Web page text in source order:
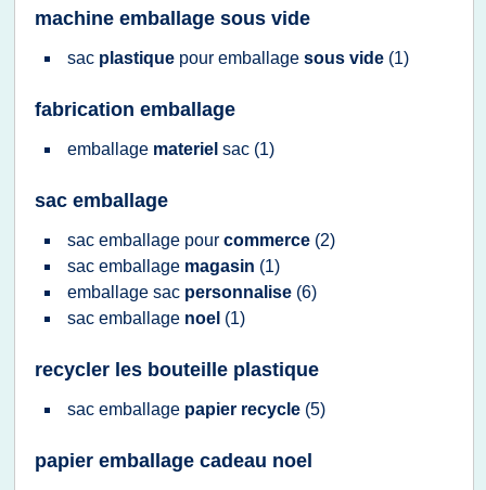
machine emballage sous vide
sac plastique pour emballage sous vide (1)
fabrication emballage
emballage materiel sac (1)
sac emballage
sac emballage pour commerce (2)
sac emballage magasin (1)
emballage sac personnalise (6)
sac emballage noel (1)
recycler les bouteille plastique
sac emballage papier recycle (5)
papier emballage cadeau noel